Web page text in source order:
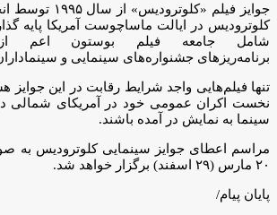
جوایز فیلم
کلوترودیس در ایالت ماساچوست آمریکا پایه
شامل جامعه فیلم بوستون اعم از
برنامه‌ریزهای جشنواره‌های سینمایی و
تنها فیلم‌هایی واجد شرایط رقابت در این جوایز
نخست اکران عمومی خود در آمریکای شمالی
سینما به نمایش در آمده باشند.
مراسم اعطای جوایز سینمایی کلوترودیس به
۲۰ مارس (۲۹ اسفند) برگزار خواهد شد.
پایان پیام/